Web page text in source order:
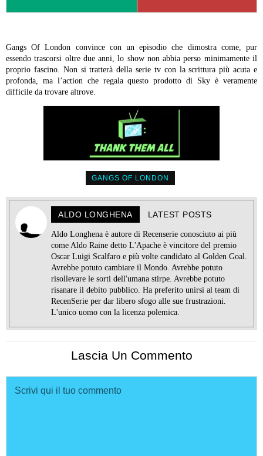
Gangs Of London convince con un episodio che dimostra come, pur
essendo trascorsi oltre due anni, lo show non abbia perso minimamente il
proprio fascino. Non si tratterà della serie tv con la scrittura più acuta e
profonda, ma l’action che regala questo prodotto di Sky è veramente
difficile da trovare altrove.
GANGS OF LONDON
ALDO LONGHENA LATEST POSTS
Aldo Longhena è autore di Recenserie conosciuto ai più
come Aldo Raine detto L'Apache è vincitore del premio
Oscar Luigi Scalfaro e più volte candidato al Golden Goal.
Avrebbe potuto cambiare il Mondo. Avrebbe potuto
risollevare le sorti dell'umana stirpe. Avrebbe potuto
risanare il debito pubblico. Ha preferito unirsi al team di
RecenSerie per dar libero sfogo alle sue frustrazioni.
L'unico uomo con la licenza polemica.
Lascia Un Commento